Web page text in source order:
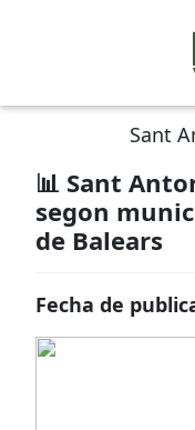
Sant
📊 Sant
segon
de Balears
Fecha de